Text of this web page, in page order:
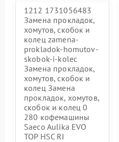
1212 1731056483
Замена прокладок,
хомутов, скобок и
колец zamena-
prokladok-homutov-
skobok-i-kolec
Замена прокладок,
хомутов, скобок и
колец Замена
прокладок, хомутов,
скобок и колец 0
280 кофемашины
Saeco Aulika EVO
TOP HSC RI